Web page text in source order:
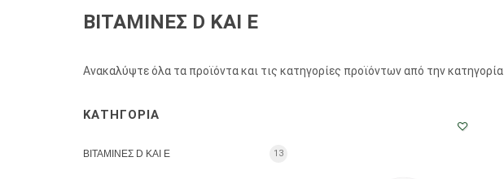
ΒΙΤΑΜΙΝΕΣ D KAI E
Ανακαλύψτε όλα τα προϊόντα και τις κατηγορίες προϊόντων από την κατηγορία
ΚΑΤΗΓΟΡΙΑ
ΒΙΤΑΜΙΝΕΣ D KAI E 13